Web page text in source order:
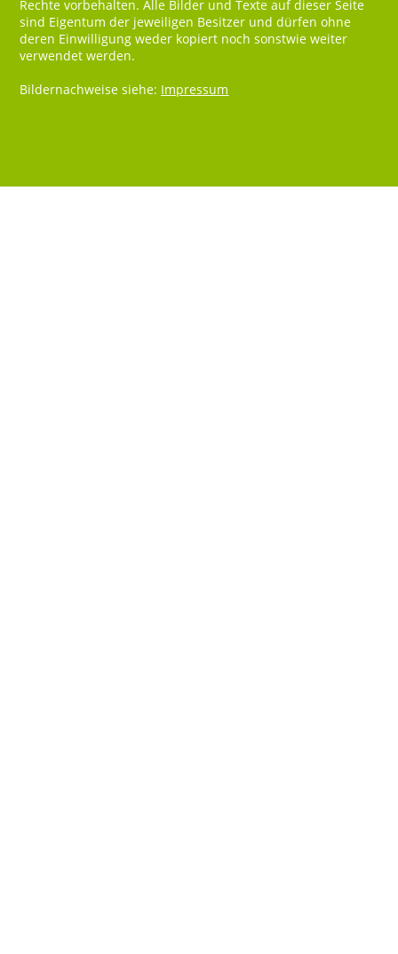
Rechte vorbehalten. Alle Bilder und Texte auf dieser Seite
sind Eigentum der jeweiligen Besitzer und dürfen ohne
deren Einwilligung weder kopiert noch sonstwie weiter
verwendet werden.
Bildernachweise siehe: Impressum